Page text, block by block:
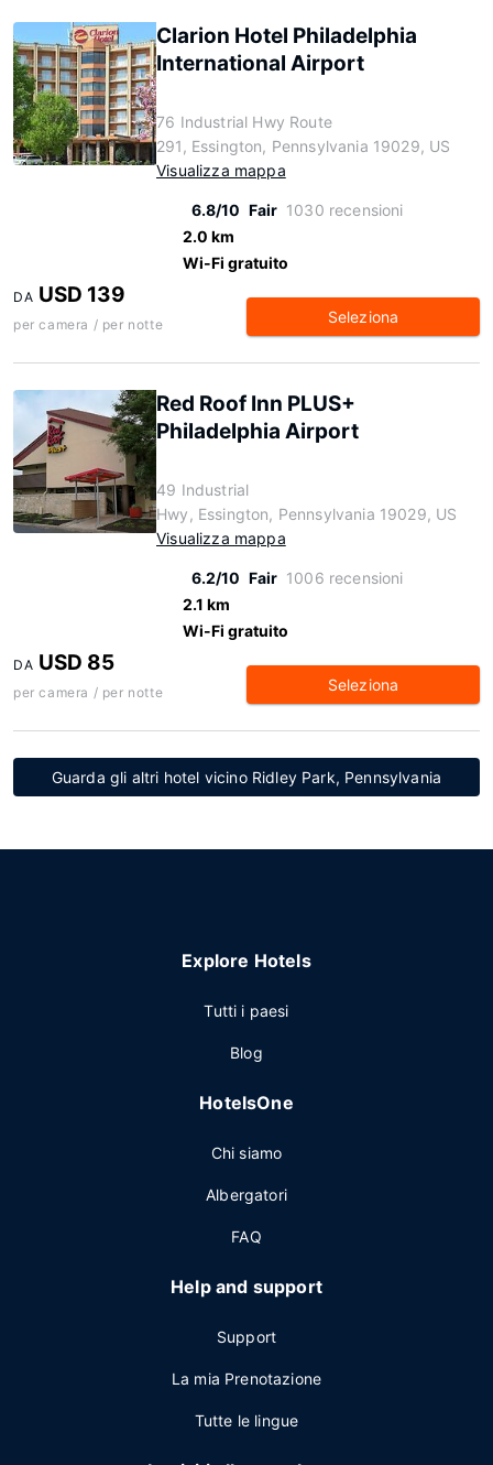
Clarion Hotel Philadelphia
International Airport
76 Industrial Hwy Route
291, Essington, Pennsylvania 19029, US
Visualizza mappa
6.8/10 Fair 1030 recensioni
2.0 km
Wi-Fi gratuito
DA USD 139
per camera / per notte Seleziona
Red Roof Inn PLUS+
Philadelphia Airport
49 Industrial
Hwy, Essington, Pennsylvania 19029, US
Visualizza mappa
6.2/10 Fair 1006 recensioni
2.1 km
Wi-Fi gratuito
DA USD 85
per camera / per notte Seleziona
Guarda gli altri hotel vicino Ridley Park, Pennsylvania
Explore Hotels
Tutti i paesi
Blog
HotelsOne
Chi siamo
Albergatori
FAQ
Help and support
Support
La mia Prenotazione
Tutte le lingue